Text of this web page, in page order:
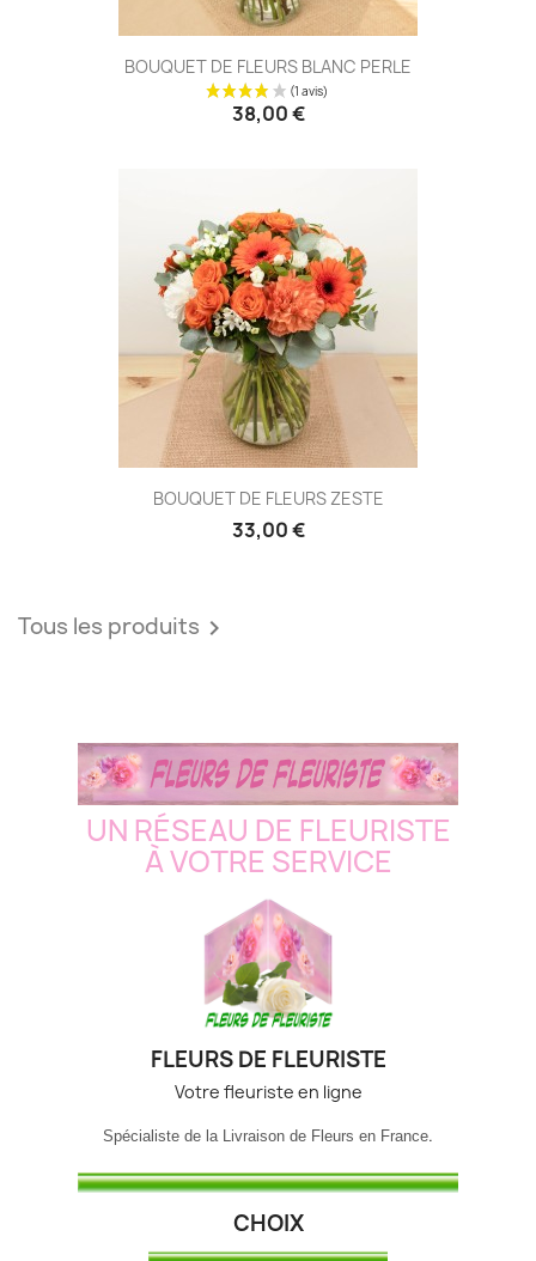
BOUQUET DE FLEURS BLANC PERLE
38,00 €
BOUQUET DE FLEURS ZESTE
33,00 €
Tous les produits 
UN RÉSEAU DE FLEURISTE
À VOTRE SERVICE
FLEURS DE FLEURISTE
Votre fleuriste en ligne
Spécialiste de la Livraison de Fleurs en France.
CHOIX